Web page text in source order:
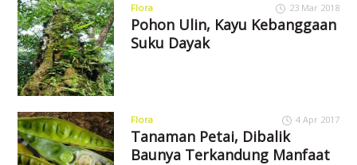
Flora 23 Mar 2018
Pohon Ulin, Kayu Kebanggaan
Suku Dayak
Flora 4 Apr 2017
Tanaman Petai, Dibalik
Baunya Terkandung Manfaat